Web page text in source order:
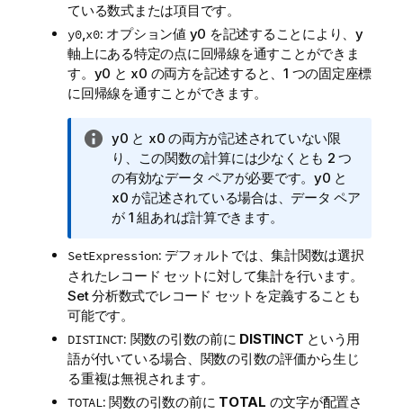
ている数式または項目です。
y0,x0: オプション値 y0 を記述することにより、y
軸上にある特定の点に回帰線を通すことができま
す。 y0 と x0 の両方を記述すると、1 つの固定座標
に回帰線を通すことができます。
情
報
メ
モ
y0 と x0 の両方が記述されていない限
り、この関数の計算には少なくとも 2 つ
の有効なデータ ペアが必要です。 y0 と
x0 が記述されている場合は、データ ペア
が 1 組あれば計算できます。
SetExpression: デフォルトでは、集計関数は選択
されたレコード セットに対して集計を行います。
Set 分析数式でレコード セットを定義することも
可能です。
DISTINCT: 関数の引数の前に DISTINCT という用
語が付いている場合、関数の引数の評価から生じ
る重複は無視されます。
TOTAL: 関数の引数の前に TOTAL の文字が配置さ